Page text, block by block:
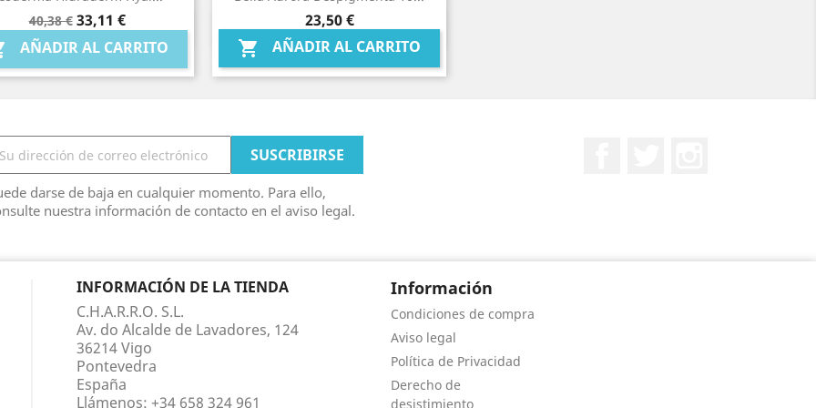
Precio
base
40,38 € Precio
33,11 €
AÑADIR AL CARRITO
Vista rápida
Precio
23,50 €
 AÑADIR AL CARRITO
Vista rápida
darse de baja en cualquier momento. Para ello,
nuestra información de contacto en el aviso legal.
INFORMACIÓN DE LA TIENDA
C.H.A.R.R.O. S.L.
Av. do Alcalde de Lavadores, 124
36214 Vigo
Pontevedra
España
Llámenos: +34 658 324 961
Información
Condiciones de compra
Aviso legal
Política de Privacidad
Derecho de
desistimiento